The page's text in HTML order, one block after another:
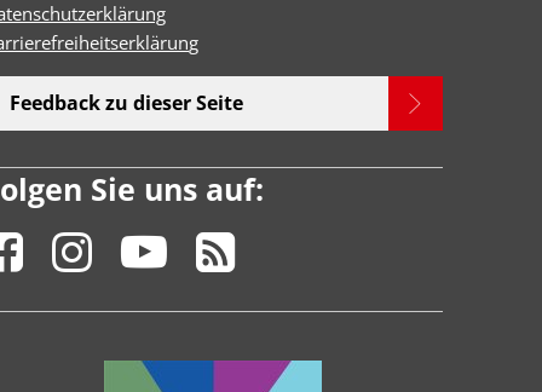
g
Feedback zu dieser Seite
Sie uns auf: